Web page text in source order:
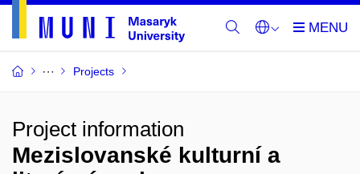
Projects
Project information
Mezislovanské kulturní a